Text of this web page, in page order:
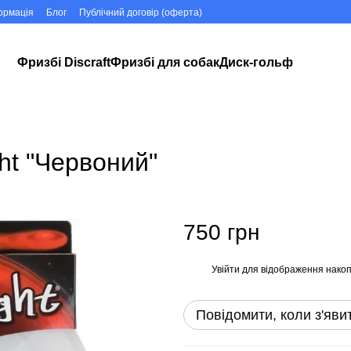
Блог Публічний договір (оферта)
Фризбі DiscraftФризбі для собакДиск-гольф
"Червоний"
750 грн
Увійти для відображення
Повідомити, коли